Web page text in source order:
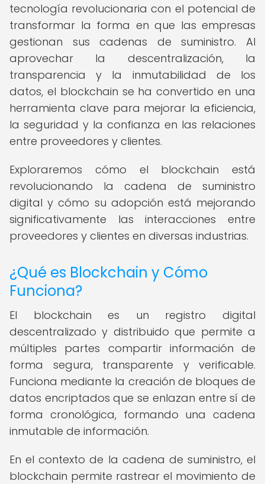
tecnología revolucionaria con el potencial de
transformar la forma en que las empresas
gestionan sus cadenas de suministro. Al
aprovechar la descentralización, la
transparencia y la inmutabilidad de los
datos, el blockchain se ha convertido en una
herramienta clave para mejorar la eficiencia,
la seguridad y la confianza en las relaciones
entre proveedores y clientes.
Exploraremos cómo el blockchain está
revolucionando la cadena de suministro
digital y cómo su adopción está mejorando
significativamente las interacciones entre
proveedores y clientes en diversas industrias.
¿Qué es Blockchain y Cómo
Funciona?
El blockchain es un registro digital
descentralizado y distribuido que permite a
múltiples partes compartir información de
forma segura, transparente y verificable.
Funciona mediante la creación de bloques de
datos encriptados que se enlazan entre sí de
forma cronológica, formando una cadena
inmutable de información.
En el contexto de la cadena de suministro, el
blockchain permite rastrear el movimiento de